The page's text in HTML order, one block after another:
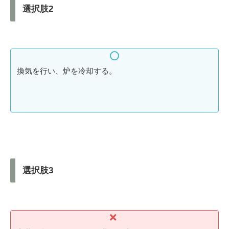
選択肢2
換気を行い、炉を冷却する。
選択肢3